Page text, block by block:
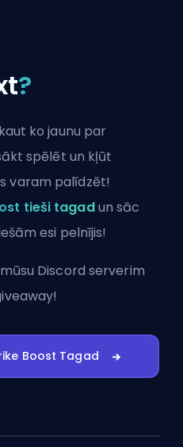
?
ko jaunu par
spēlēt un kļūt
varam palīdzēt!
tieši tagadun sāc
esi pelnījis!
Discord serverim
Boost Tagad